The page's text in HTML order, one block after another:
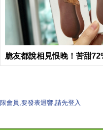
脆友都說相見恨晚！苦甜
限會員,要發表迴響,請先登入